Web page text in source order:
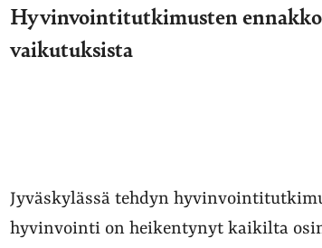
Hyvinvointitutkimusten
vaikutuksista
Jyväskylässä tehdyn
hyvinvointi on heikentynyt kaikilta